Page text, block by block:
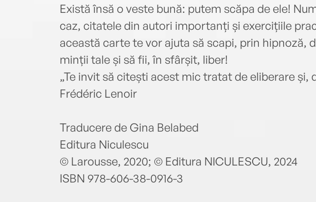
Există însă o veste bună: putem scăpa de ele!
caz, citatele din autori importanți și exercițiile
această carte te vor ajuta să scapi, prin hipnoză,
minții tale și să fii, în sfârșit, liber!
„Te invit să citești acest mic tratat de eliberare și,
Frédéric Lenoir
Traducere de Gina Belabed
Editura Niculescu
© Larousse, 2020; © Editura NICULESCU, 2024
ISBN 978-606-38-0916-3